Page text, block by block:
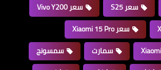
سعر S25
سعر Vivo Y200
سعر Xiaomi 15 Pro
سمارت
سمسونج